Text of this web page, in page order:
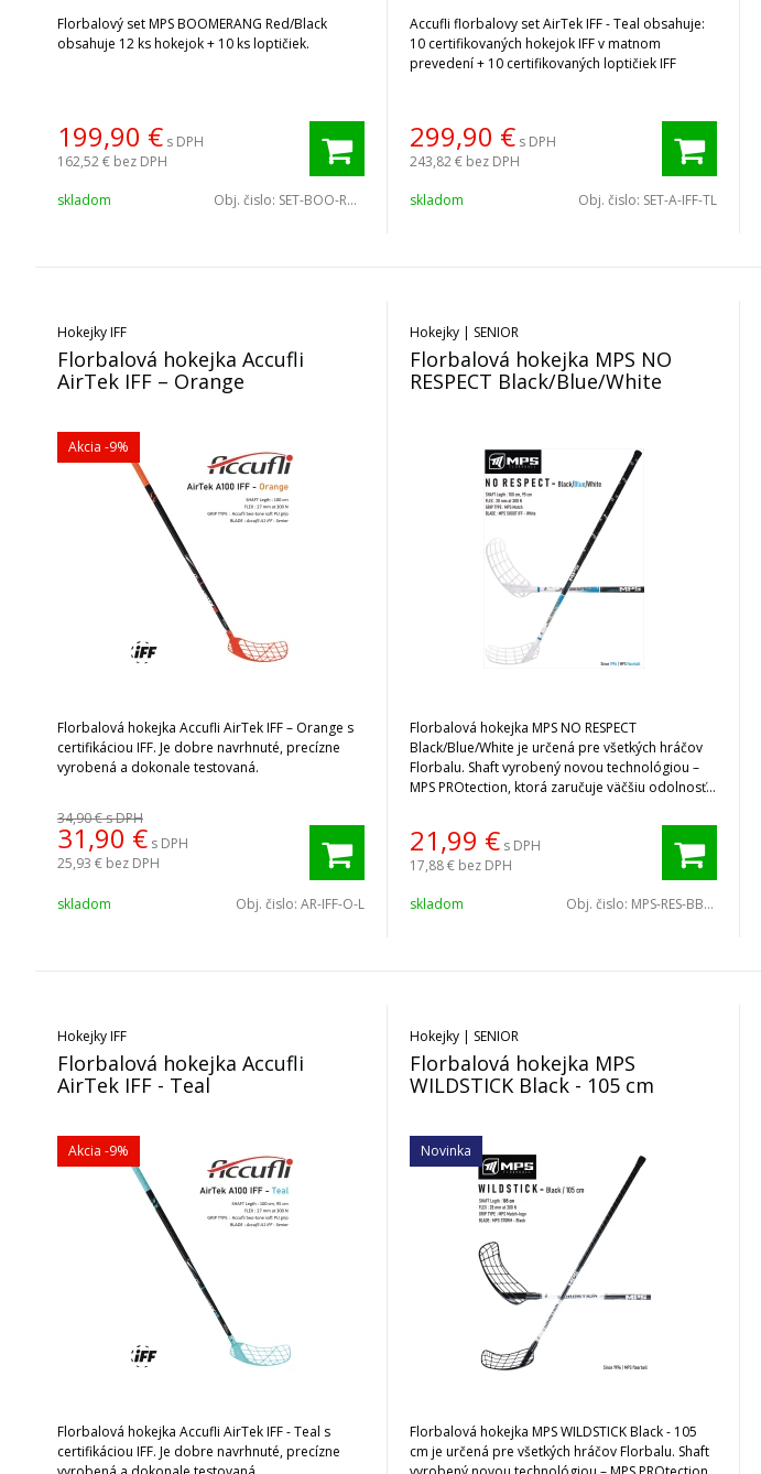
Florbalový set MPS BOOMERANG Red/Black
obsahuje 12 ks hokejok + 10 ks loptičiek.
199,90 € s DPH
162,52 € bez DPH
skladom Obj. čislo: SET-BOO-RB-10/2
Accufli florbalovy set AirTek IFF - Teal obsahuje:
10 certifikovaných hokejok IFF v matnom
prevedení + 10 certifikovaných loptičiek IFF
299,90 € s DPH
243,82 € bez DPH
skladom Obj. čislo: SET-A-IFF-TL
Hokejky IFF
Florbalová hokejka Accufli
AirTek IFF – Orange
Akcia -9%
Florbalová hokejka Accufli AirTek IFF – Orange s
certifikáciou IFF. Je dobre navrhnuté, precízne
vyrobená a dokonale testovaná.
34,90 €s DPH
31,90 € s DPH
25,93 € bez DPH
skladom Obj. čislo: AR-IFF-O-L
Hokejky | SENIOR
Florbalová hokejka MPS NO
RESPECT Black/Blue/White
Florbalová hokejka MPS NO RESPECT
Black/Blue/White je určená pre všetkých hráčov
Florbalu. Shaft vyrobený novou technológiou –
MPS PROtection, ktorá zaručuje väčšiu odolnosť
21,99 € s DPH
17,88 € bez DPH
skladom Obj. čislo: MPS-RES-BBW-100
Hokejky IFF
Florbalová hokejka Accufli
AirTek IFF - Teal
Akcia -9%
Florbalová hokejka Accufli AirTek IFF - Teal s
certifikáciou IFF. Je dobre navrhnuté, precízne
Hokejky | SENIOR
Florbalová hokejka MPS
WILDSTICK Black - 105 cm
Novinka
Florbalová hokejka MPS WILDSTICK Black - 105
cm je určená pre všetkých hráčov Florbalu. Shaft